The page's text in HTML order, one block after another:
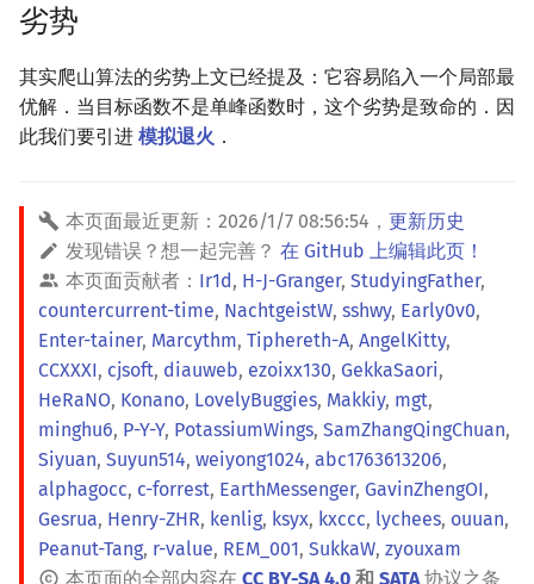
劣势
其实爬山算法的劣势上文已经提及：它容易陷入一个局部最
优解．当目标函数不是单峰函数时，这个劣势是致命的．因
此我们要引进 模拟退火 ．
本页面最近更新： 2026/1/7 08:56:54 ， 更新历史
发现错误？想一起完善？ 在 GitHub 上编辑此页！
本页面贡献者： Ir1d, H-J-Granger, StudyingFather,
countercurrent-time, NachtgeistW, sshwy, Early0v0,
Enter-tainer, Marcythm, Tiphereth-A, AngelKitty,
CCXXXI, cjsoft, diauweb, ezoixx130, GekkaSaori,
HeRaNO, Konano, LovelyBuggies, Makkiy, mgt,
minghu6, P-Y-Y, PotassiumWings, SamZhangQingChuan,
Siyuan, Suyun514, weiyong1024, abc1763613206,
alphagocc, c-forrest, EarthMessenger, GavinZhengOI,
Gesrua, Henry-ZHR, kenlig, ksyx, kxccc, lychees, ouuan,
Peanut-Tang, r-value, REM_001, SukkaW, zyouxam
本页面的全部内容在 CC BY-SA 4.0 和 SATA协议之条